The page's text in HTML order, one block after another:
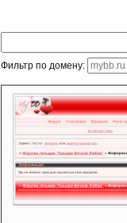
Фильтр по домену: